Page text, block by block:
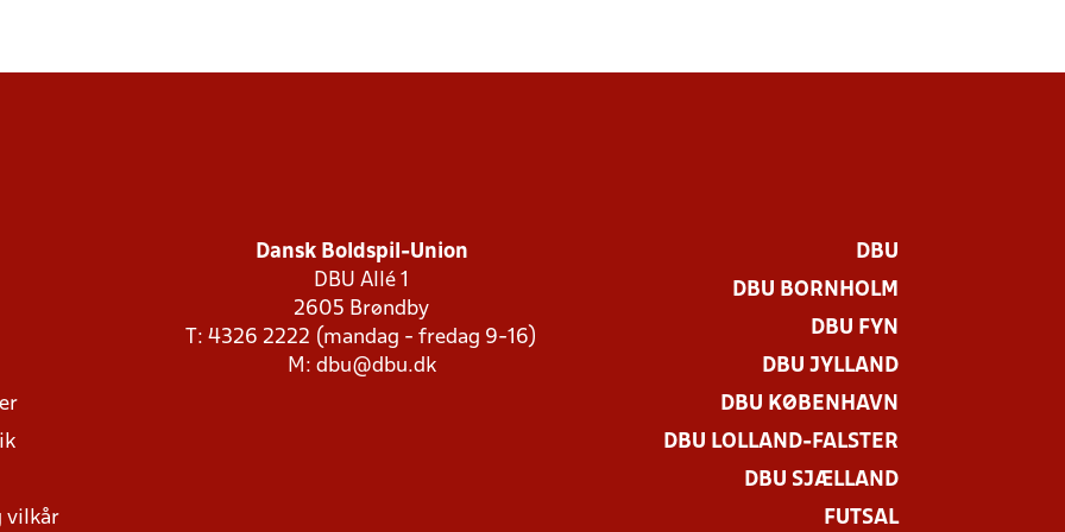
vilkår
Dansk Boldspil-Union
DBU Allé 1
2605 Brøndby
T: 4326 2222 (mandag - fredag 9-16)
M: dbu@dbu.dk
DBU
DBU BORNHOLM
DBU FYN
DBU JYLLAND
DBU KØBENHAVN
DBU LOLLAND-FALSTER
DBU SJÆLLAND
FUTSAL